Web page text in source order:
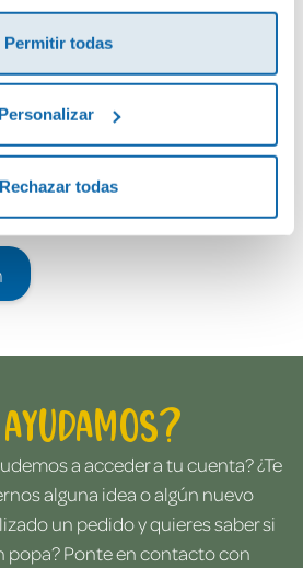
Permitir todas
Personalizar
Rechazar todas
Debes iniciar sesión para poder valorarlo
a acceder a tu cuenta? ¿Te
alguna idea o algún nuevo
un pedido y quieres saber si
popa? Ponte en contacto con